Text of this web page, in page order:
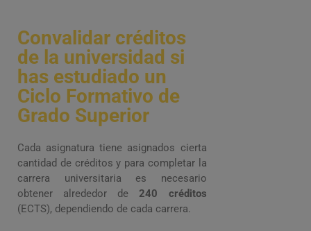
Convalidar créditos
de la universidad si
has estudiado un
Ciclo Formativo de
Grado Superior
Cada asignatura tiene asignados cierta
cantidad de créditos y para completar la
carrera universitaria es necesario
obtener alrededor de240 créditos
(ECTS), dependiendo de cada carrera.